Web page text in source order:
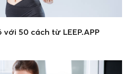
50 cách từ LEEP.APP